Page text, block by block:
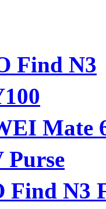
Find N3
Mate
Purse
Find N3